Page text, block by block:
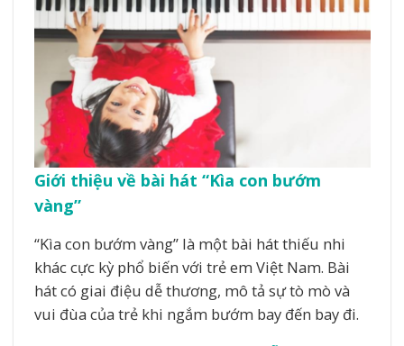
Giới thiệu về bài hát “Kìa con bướm
vàng”
“Kìa con bướm vàng” là một bài hát thiếu nhi
khác cực kỳ phổ biến với trẻ em Việt Nam. Bài
hát có giai điệu dễ thương, mô tả sự tò mò và
vui đùa của trẻ khi ngắm bướm bay đến bay đi.